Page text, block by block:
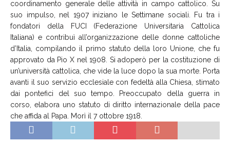
coordinamento generale delle attività in campo cattolico. Su
suo impulso, nel 1907 iniziano le Settimane sociali. Fu tra i
fondatori della FUCI (Federazione Universitaria Cattolica
Italiana) e contribuì all’organizzazione delle donne cattoliche
d’Italia, compilando il primo statuto della loro Unione, che fu
approvato da Pio X nel 1908. Si adoperò per la costituzione di
un’università cattolica, che vide la luce dopo la sua morte. Porta
avanti il suo servizio ecclesiale con fedeltà alla Chiesa, stimato
dai pontefici del suo tempo. Preoccupato della guerra in
corso, elabora uno statuto di diritto internazionale della pace
che affida al Papa. Morì il 7 ottobre 1918.